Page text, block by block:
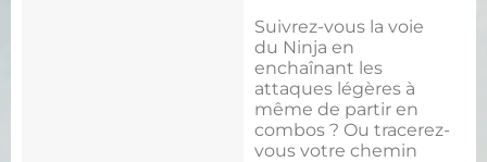
Suivrez-vous la voie
du Ninja en
enchaînant les
attaques légères à
même de partir en
combos ? Ou tracerez-
vous votre chemin